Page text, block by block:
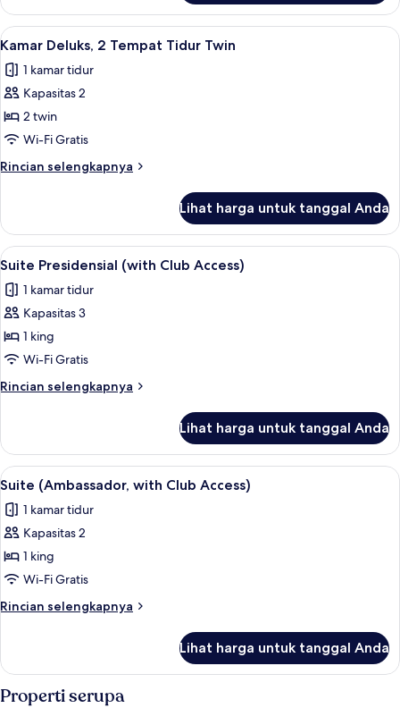
Kamar
Deluks,
1
Tidur
King,
Lihat
semua
foto
untuk
Kamar
Deluks,
2
Tempat
Twin
Seprai katun Mesir, seprai antialergi,
2
Kamar Deluks, 2 Tempat Tidur Twin
1 kamar tidur
Kapasitas 2
2 twin
Wi-Fi Gratis
Rincian selengkapnya
Rincian
Kamar
Deluks,
2
Tidur
Twin
Lihat harga untuk tanggal Anda
Lihat
semua
foto
untuk
Suite
Presidensial
(with
Club
Suite Presidensial (with Club
9
Suite Presidensial (with Club Access)
1 kamar tidur
Kapasitas 3
1 king
Wi-Fi Gratis
Rincian selengkapnya
Rincian
Suite
Presidensial
(with
Access)
Lihat harga untuk tanggal Anda
Lihat
semua
foto
untuk
Suite
(Ambassador,
with
Club
Seprai katun Mesir, seprai antialergi,
5
Suite (Ambassador, with Club Access)
1 kamar tidur
Kapasitas 2
1 king
Wi-Fi Gratis
Rincian selengkapnya
Rincian
Suite
with
Lihat harga untuk tanggal Anda
Properti serupa